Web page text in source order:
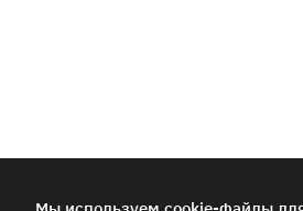
© 2026 ПАО «СИБУР-Холдинг»